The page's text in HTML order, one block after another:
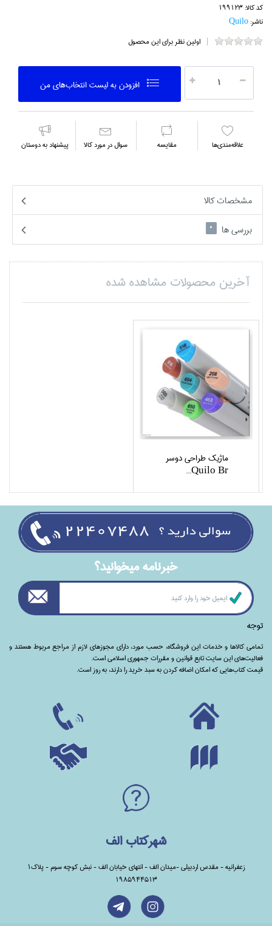
کد کالا:199123
ناشر:Quilo
اولین نظر برای این محصول
افزودن به ليست انتخاب‌هاي من
علاقه‌مندي‌ها مقايسه سوال در مورد كالا پیشنهاد به دوستان
مشخصات کالا
بررسی ها
0
آخرین محصولات مشاهده شده
ماژيك طراحي دوسر
Quilo Br...
خبرنامه ميخوانيد؟
توجه
تمامی‌ کالاها و خدمات این فروشگاه، حسب مورد،‌ دارای مجوزهای لازم از مراجع مربوط هستند ‌و‌‌
فعالیت‌های این سایت تابع قوانین و مقررات جمهوری اسلامی است.
قیمت کتاب‌هایی که امکان اضافه کردن به سبد خرید را دارند،‌ به روز است.
شهرکتاب الف
زعفرانیه - مقدس اردبیلی -میدان الف - انتهای خیابان الف - نبش کوچه سوم - پلاک1
1985944513